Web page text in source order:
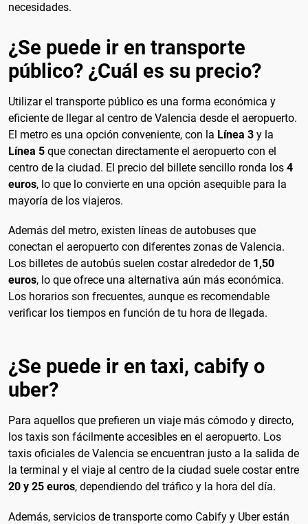
necesidades.
¿Se puede ir en transporte
público? ¿Cuál es su precio?
Utilizar el transporte público es una forma económica y
eficiente de llegar al centro de Valencia desde el aeropuerto.
El metro es una opción conveniente, con la Línea 3 y la
Línea 5 que conectan directamente el aeropuerto con el
centro de la ciudad. El precio del billete sencillo ronda los 4
euros, lo que lo convierte en una opción asequible para la
mayoría de los viajeros.
Además del metro, existen líneas de autobuses que
conectan el aeropuerto con diferentes zonas de Valencia.
Los billetes de autobús suelen costar alrededor de 1,50
euros, lo que ofrece una alternativa aún más económica.
Los horarios son frecuentes, aunque es recomendable
verificar los tiempos en función de tu hora de llegada.
¿Se puede ir en taxi, cabify o
uber?
Para aquellos que prefieren un viaje más cómodo y directo,
los taxis son fácilmente accesibles en el aeropuerto. Los
taxis oficiales de Valencia se encuentran justo a la salida de
la terminal y el viaje al centro de la ciudad suele costar entre
20 y 25 euros, dependiendo del tráfico y la hora del día.
Además, servicios de transporte como Cabify y Uber están